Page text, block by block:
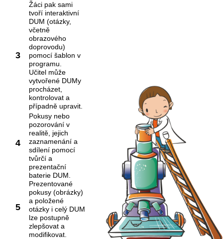
3
Žáci pak sami
tvoří interaktivní
DUM (otázky,
včetně
obrazového
doprovodu)
pomocí šablon v
programu.
Učitel může
vytvořené DUMy
procházet,
kontrolovat a
případně upravit.
4
Pokusy nebo
pozorování v
realitě, jejich
zaznamenání a
sdílení pomocí
tvůrčí a
prezentační
baterie DUM.
Prezentované
pokusy (obrázky)
a položené
otázky i celý DUM
lze postupně
zlepšovat a
modifikovat.
5